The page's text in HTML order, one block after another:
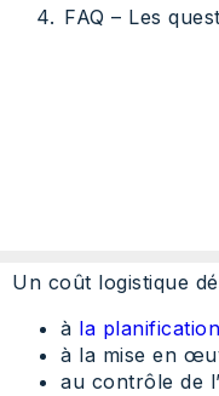
FAQ – Les
Un coût logistique
à la planification
à la mise en
au contrôle de